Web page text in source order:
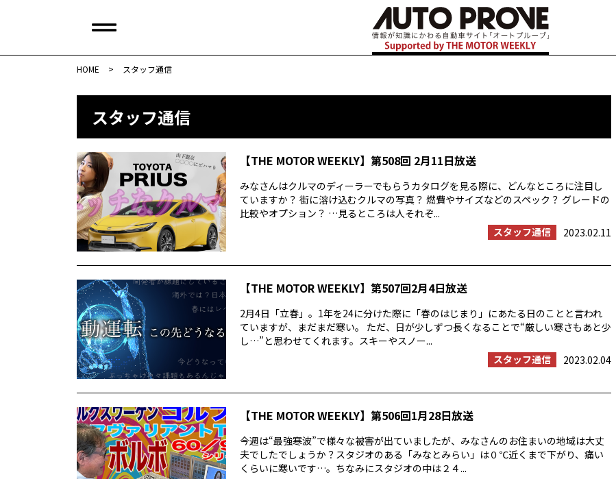
HOME > スタッフ通信
スタッフ通信
【THE MOTOR WEEKLY】第508回 2月11日放送
みなさんはクルマのディーラーでもらうカタログを見る際に、どんなところに注目し
ていますか？ 街に溶け込むクルマの写真？ 燃費やサイズなどのスペック？ グレードの
比較やオプション？ …見るところは人それぞ...
スタッフ通信
2023.02.11
【THE MOTOR WEEKLY】第507回2月4日放送
2月4日「立春」。1年を24に分けた際に「春のはじまり」にあたる日のことと言われ
ていますが、まだまだ寒い。 ただ、日が少しずつ長くなることで“厳しい寒さもあと少
し…”と思わせてくれます。スキーやスノー...
スタッフ通信
2023.02.04
【THE MOTOR WEEKLY】第506回1月28日放送
今週は“最強寒波”で様々な被害が出ていましたが、みなさんのお住まいの地域は大丈
夫でしたでしょうか？スタジオのある「みなとみらい」は０℃近くまで下がり、痛い
くらいに寒いです…。ちなみにスタジオの中は２４...